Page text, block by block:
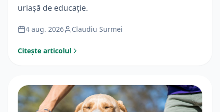
uriașă de educație.
4 aug. 2026 Claudiu Surmei
Citește articolul